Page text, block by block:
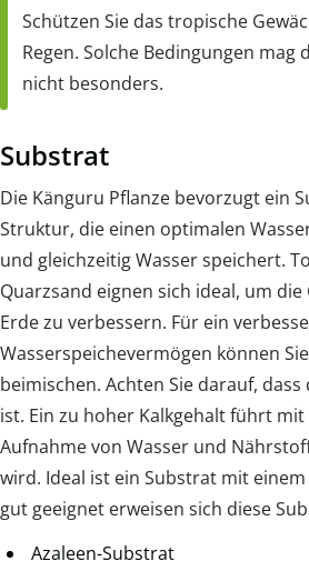
Schützen Sie das tropische
Regen. Solche Bedingungen
nicht besonders.
Substrat
Die Känguru Pflanze bevorzugt ein
Struktur, die einen optimalen
und gleichzeitig Wasser speichert.
Quarzsand eignen sich ideal, um
Erde zu verbessern. Für ein
Wasserspeichevermögen können
beimischen. Achten Sie darauf,
ist. Ein zu hoher Kalkgehalt führt
Aufnahme von Wasser und
wird. Ideal ist ein Substrat mit einem
gut geeignet erweisen sich diese
Azaleen-Substrat